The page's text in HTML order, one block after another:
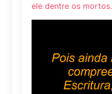
ele dentre os mortos.